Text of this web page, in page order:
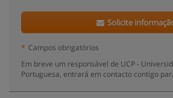
Solicite
* Campos obrigatórios
Em breve um responsável de UCP -
Portuguesa, entrará em contacto contigo